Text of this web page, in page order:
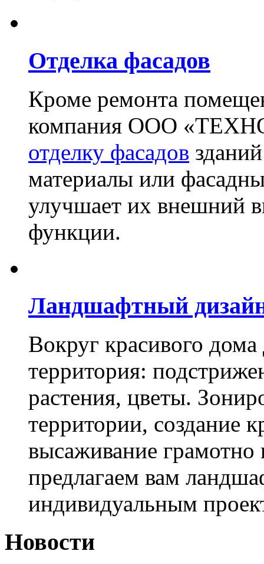
Отделка фасадов
Кроме ремонта
компания ООО
отделку фасадов
материалы или
улучшает их внешний
функции.
Ландшафтный
Вокруг красивого
территория:
растения, цветы.
территории, создание
высаживание
предлагаем вам
индивидуальным
Новости